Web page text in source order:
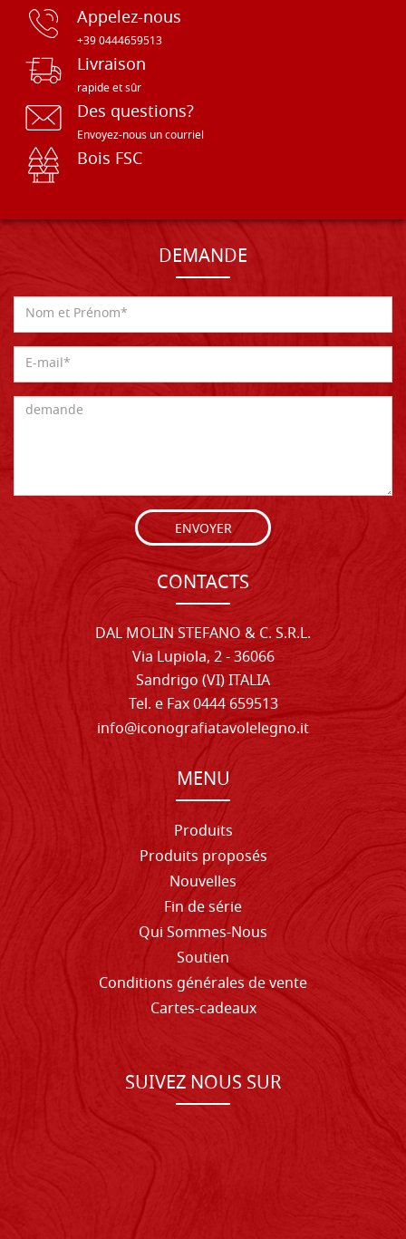
Appelez-nous
+39 0444659513
Livraison
rapide et sûr
Des questions?
Envoyez-nous un courriel
Bois FSC
DEMANDE
ENVOYER
CONTACTS
DAL MOLIN STEFANO & C. S.R.L.
Via Lupiola, 2 - 36066
Sandrigo (VI) ITALIA
Tel. e Fax 0444 659513
info@iconografiatavolelegno.it
MENU
Produits
Produits proposés
Nouvelles
Fin de série
Qui Sommes-Nous
Soutien
Conditions générales de vente
Cartes-cadeaux
SUIVEZ NOUS SUR